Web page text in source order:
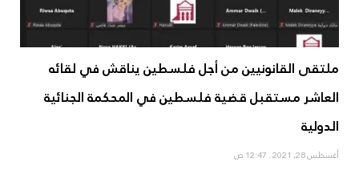
ملتقى القانونيين من أجل فلسطين يناقش في لقائه
العاشر مستقبل قضية فلسطين في المحكمة الجنائية
الدولية
أغسطس 28, 2021